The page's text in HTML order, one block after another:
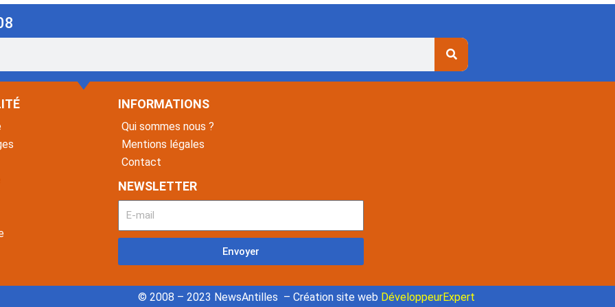
INFORMATIONS
Qui sommes nous ?
Mentions légales
Contact
NEWSLETTER
Envoyer
© 2008 – 2023 NewsAntilles – Création site web DéveloppeurExpert